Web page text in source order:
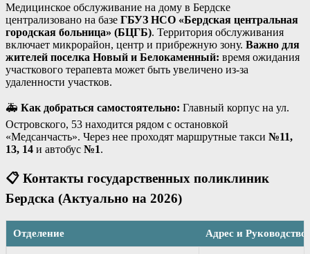
Медицинское обслуживание на дому в Бердске
централизовано на базе ГБУЗ НСО «Бердская центральная
городская больница» (БЦГБ). Территория обслуживания
включает микрорайон, центр и прибрежную зону. Важно для
жителей поселка Новый и Белокаменный: время ожидания
участкового терапевта может быть увеличено из-за
удаленности участков.
🚑 Как добраться самостоятельно: Главный корпус на ул.
Островского, 53 находится рядом с остановкой
«Медсанчасть». Через нее проходят маршрутные такси №11,
13, 14 и автобус №1.
📋 Контакты государственных поликлиник
Бердска (Актуально на 2026)
Отделение Адрес и Руководство